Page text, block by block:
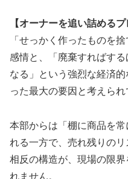
【オーナーを追い詰めるプ
「せっかく作ったものを
感情と、「廃棄すればす
なる」という強烈な経済
った最大の要因と考えられ
本部からは「棚に商品を
れる一方で、売れ残りの
相反の構造が、現場の限
れません。